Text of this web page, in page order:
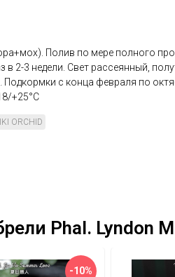
Полив по мере полного
в 2-3 недели. Свет рассеянный,
с конца февраля по
+25°С
ORCHID
Phal. Lyndon
-10%